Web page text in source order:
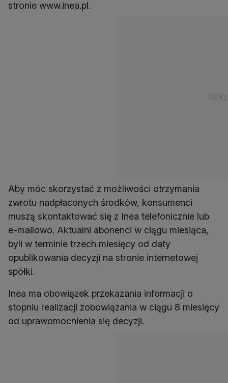
stronie www.inea.pl.
Aby móc skorzystać z możliwości otrzymania
zwrotu nadpłaconych środków, konsumenci
muszą skontaktować się z Inea telefonicznie lub
e-mailowo. Aktualni abonenci w ciągu miesiąca,
byli w terminie trzech miesięcy od daty
opublikowania decyzji na stronie internetowej
spółki.
Inea ma obowiązek przekazania informacji o
stopniu realizacji zobowiązania w ciągu 8 miesięcy
od uprawomocnienia się decyzji.